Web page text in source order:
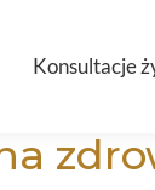
Konsultacje